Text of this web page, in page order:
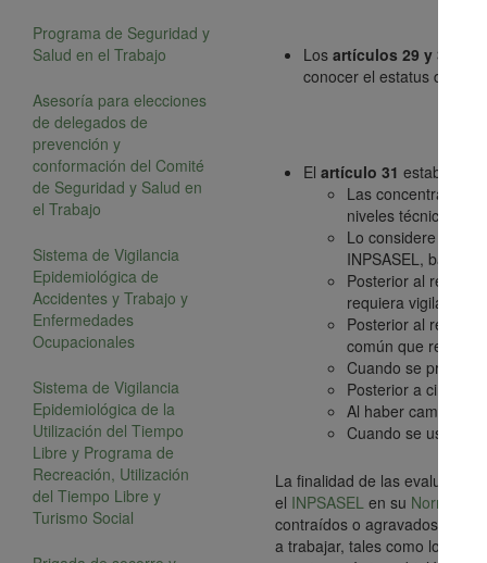
Programa de Seguridad y
Salud en el Trabajo
Asesoría para elecciones
de delegados de
prevención y
conformación del Comité
de Seguridad y Salud en
el Trabajo
Sistema de Vigilancia
Epidemiológica de
Accidentes y Trabajo y
Enfermedades
Ocupacionales
Sistema de Vigilancia
Epidemiológica de la
Utilización del Tiempo
Libre y Programa de
Recreación, Utilización
del Tiempo Libre y
Turismo Social
Los artículos 29 y 30
conocer el estatus de la
El artículo 31 establece
Las
niveles técnicos de
Lo considere
INPSASEL,
Posterior al
requiera vigilancia
Posterior al
común que
Cuando se
Posterior a cirugías.
Al haber cambio
Cuando se usen
La finalidad de las
el INPSASEL en su Norma
contraídos o agravados con
a trabajar, tales como los